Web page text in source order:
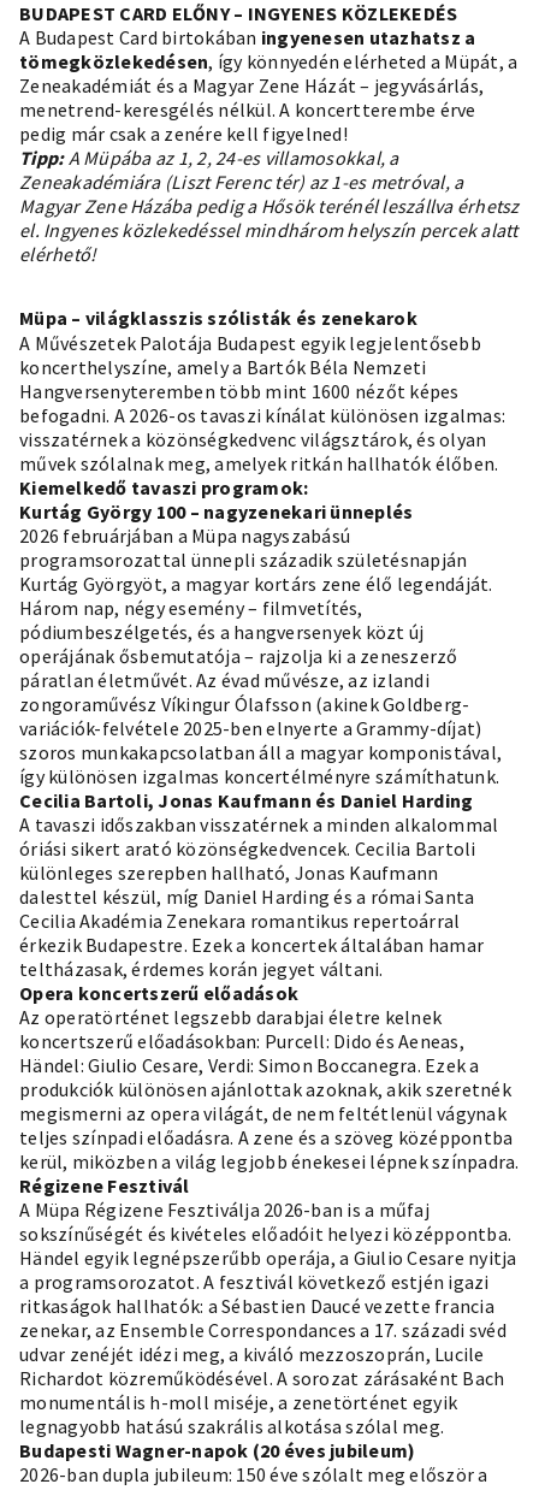
BUDAPEST CARD ELŐNY – INGYENES KÖZLEKEDÉS
A Budapest Card birtokában ingyenesen utazhatsz a
tömegközlekedésen, így könnyedén elérheted a Müpát, a
Zeneakadémiát és a Magyar Zene Házát – jegyvásárlás,
menetrend-keresgélés nélkül. A koncertterembe érve
pedig már csak a zenére kell figyelned!
Tipp:A Müpába az 1, 2, 24-es villamosokkal, a
Zeneakadémiára (Liszt Ferenc tér) az 1-es metróval, a
Magyar Zene Házába pedig a Hősök terénél leszállva érhetsz
el. Ingyenes közlekedéssel mindhárom helyszín percek alatt
elérhető!
Müpa – világklasszis szólisták és zenekarok
A Művészetek Palotája Budapest egyik legjelentősebb
koncerthelyszíne, amely a Bartók Béla Nemzeti
Hangversenyteremben több mint 1600 nézőt képes
befogadni. A 2026-os tavaszi kínálat különösen izgalmas:
visszatérnek a közönségkedvenc világsztárok, és olyan
művek szólalnak meg, amelyek ritkán hallhatók élőben.
Kiemelkedő tavaszi programok:
Kurtág György 100 – nagyzenekari ünneplés
2026 februárjában a Müpa nagyszabású
programsorozattal ünnepli századik születésnapján
Kurtág Györgyöt, a magyar kortárs zene élő legendáját.
Három nap, négy esemény – filmvetítés,
pódiumbeszélgetés, és a hangversenyek közt új
operájának ősbemutatója – rajzolja ki a zeneszerző
páratlan életművét. Az évad művésze, az izlandi
zongoraművész Víkingur Ólafsson (akinek Goldberg-
variációk-felvétele 2025-ben elnyerte a Grammy-díjat)
szoros munkakapcsolatban áll a magyar komponistával,
így különösen izgalmas koncertélményre számíthatunk.
Cecilia Bartoli, Jonas Kaufmann és Daniel Harding
A tavaszi időszakban visszatérnek a minden alkalommal
óriási sikert arató közönségkedvencek. Cecilia Bartoli
különleges szerepben hallható, Jonas Kaufmann
dalesttel készül, míg Daniel Harding és a római Santa
Cecilia Akadémia Zenekara romantikus repertoárral
érkezik Budapestre. Ezek a koncertek általában hamar
teltházasak, érdemes korán jegyet váltani.
Opera koncertszerű előadások
Az operatörténet legszebb darabjai életre kelnek
koncertszerű előadásokban: Purcell: Dido és Aeneas,
Händel: Giulio Cesare, Verdi: Simon Boccanegra. Ezek a
produkciók különösen ajánlottak azoknak, akik szeretnék
megismerni az opera világát, de nem feltétlenül vágynak
teljes színpadi előadásra. A zene és a szöveg középpontba
kerül, miközben a világ legjobb énekesei lépnek színpadra.
Régizene Fesztivál
A Müpa Régizene Fesztiválja 2026-ban is a műfaj
sokszínűségét és kivételes előadóit helyezi középpontba.
Händel egyik legnépszerűbb operája, a Giulio Cesare nyitja
a programsorozatot. A fesztivál következő estjén igazi
ritkaságok hallhatók: a Sébastien Daucé vezette francia
zenekar, az Ensemble Correspondances a 17. századi svéd
udvar zenéjét idézi meg, a kiváló mezzoszoprán, Lucile
Richardot közreműködésével. A sorozat zárásaként Bach
monumentális h-moll miséje, a zenetörténet egyik
legnagyobb hatású szakrális alkotása szólal meg.
Budapesti Wagner-napok (20 éves jubileum)
2026-ban dupla jubileum: 150 éve szólalt meg először a